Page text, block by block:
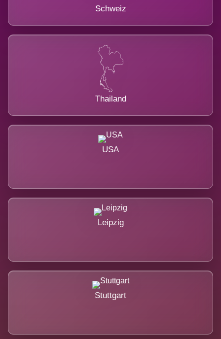
Schweiz
Thailand
USA
Leipzig
Stuttgart